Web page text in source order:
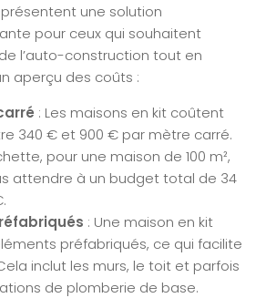
une solution
pour ceux qui souhaitent
l’auto-construction tout en
aperçu des coûts :
: Les maisons en kit coûtent
340 € et 900 € par mètre carré.
pour une maison de 100 m²,
attendre à un budget total de 34
: Une maison en kit
préfabriqués, ce qui facilite
inclut les murs, le toit et parfois
de plomberie de base.